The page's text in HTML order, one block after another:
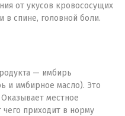
от укусов кровососущих
спине, головной боли.
— имбирь
и имбирное масло). Это
местное
приходит в норму